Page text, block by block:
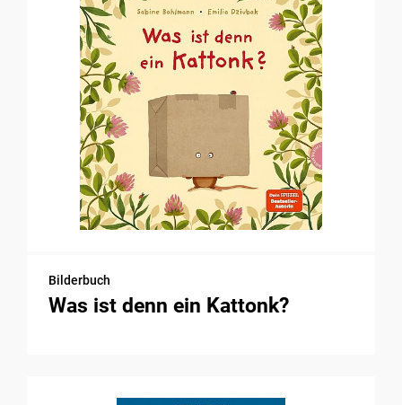
Bilderbuch
Was ist denn ein Kattonk?